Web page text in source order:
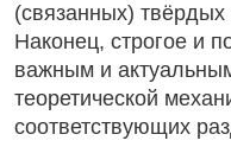
(связанных)
Наконец, строгое и
важным и
теоретической
соответствующих